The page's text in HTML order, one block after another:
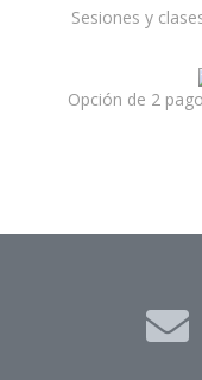
Sesiones y
Opción de 2